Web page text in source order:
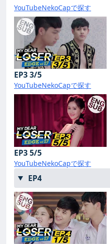
YouTubeNekoCapで探す
EP3 3/5
YouTubeNekoCapで探す
EP3 5/5
YouTubeNekoCapで探す
EP4